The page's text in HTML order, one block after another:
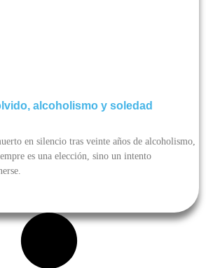
alcoholismo y soledad
en silencio tras veinte años de alcoholismo,
es una elección, sino un intento